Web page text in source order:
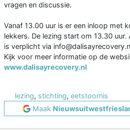
vragen en discussie.
Vanaf 13.00 uur is er een inloop met
lekkers. De lezing start om 13.30
is verplicht via
Kijk voor meer informatie op de
www.dalisayrecovery.nl
lezing, stichting, eetstoornis
Maak